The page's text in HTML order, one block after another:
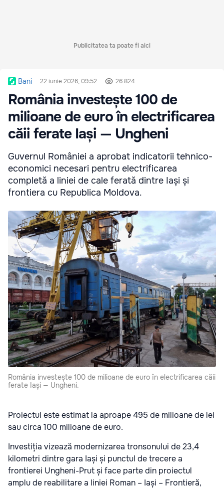
Publicitatea ta poate fi aici
Bani 22 iunie 2026, 09:52 26 824
România investește 100 de
milioane de euro în electrificarea
căii ferate Iași — Ungheni
Guvernul României a aprobat indicatorii tehnico-
economici necesari pentru electrificarea
completă a liniei de cale ferată dintre Iași și
frontiera cu Republica Moldova.
România investește 100 de milioane de euro în electrificarea căii
ferate Iași — Ungheni.
Proiectul este estimat la aproape 495 de milioane de lei
sau circa 100 milioane de euro.
Investiția vizează modernizarea tronsonului de 23,4
kilometri dintre gara Iași și punctul de trecere a
frontierei Ungheni-Prut și face parte din proiectul
amplu de reabilitare a liniei Roman – Iași – Frontieră,